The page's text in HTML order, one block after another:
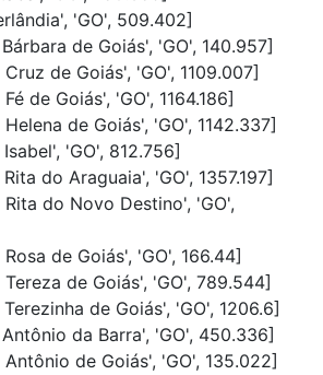
'GO', 509.402]
de Goiás', 'GO', 140.957]
de Goiás', 'GO', 1109.007]
de Goiás', 'GO', 1164.186]
de Goiás', 'GO', 1142.337]
'GO', 812.756]
do Araguaia', 'GO', 1357.197]
do Novo Destino', 'GO',
de Goiás', 'GO', 166.44]
de Goiás', 'GO', 789.544]
de Goiás', 'GO', 1206.6]
da Barra', 'GO', 450.336]
de Goiás', 'GO', 135.022]